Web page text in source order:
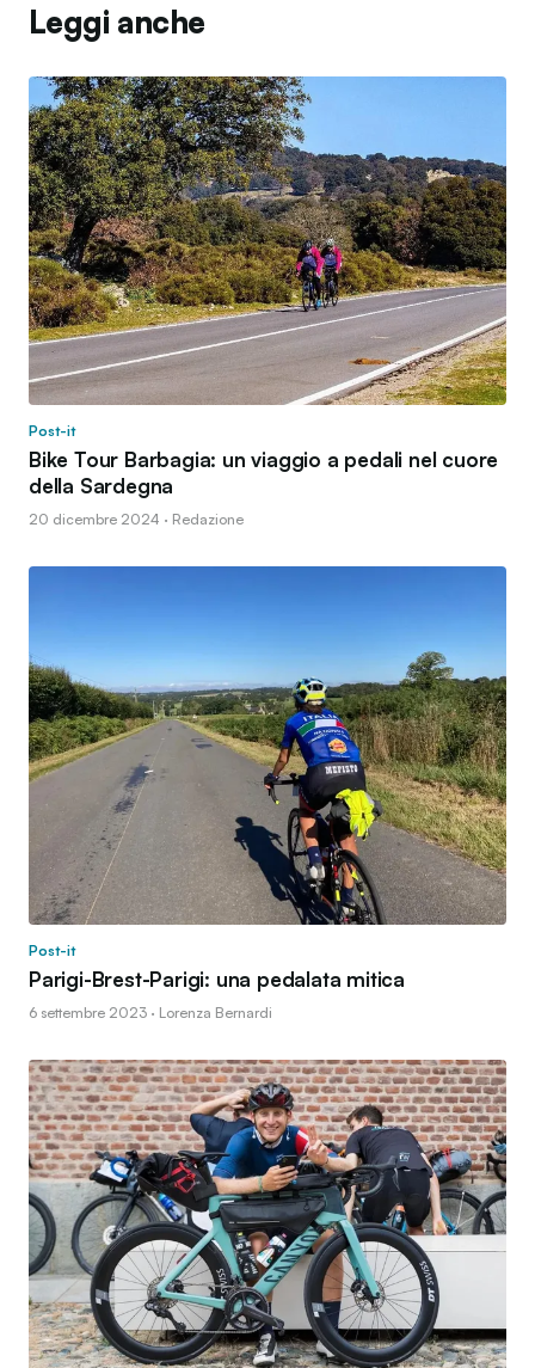
Leggi anche
Post-it
Bike Tour Barbagia: un viaggio a pedali nel cuore
della Sardegna
20 dicembre 2024 · Redazione
Post-it
Parigi-Brest-Parigi: una pedalata mitica
6 settembre 2023 · Lorenza Bernardi